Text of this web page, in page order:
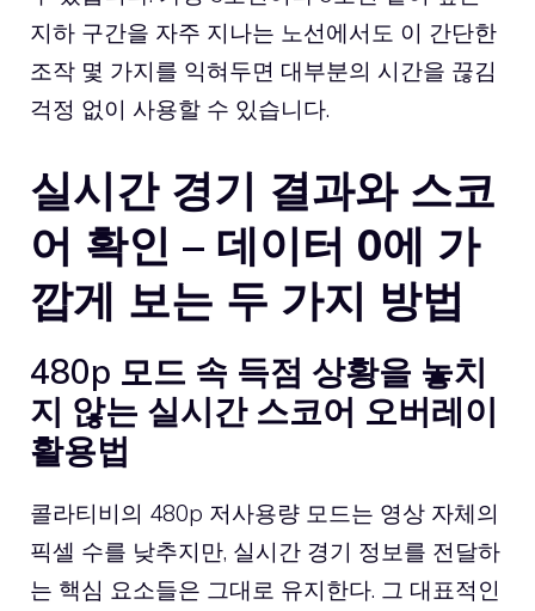
지하 구간을 자주 지나는 노선에서도 이 간단한
조작 몇 가지를 익혀두면 대부분의 시간을 끊김
걱정 없이 사용할 수 있습니다.
실시간 경기 결과와 스코
어 확인 – 데이터 0에 가
깝게 보는 두 가지 방법
480p 모드 속 득점 상황을 놓치
지 않는 실시간 스코어 오버레이
활용법
콜라티비의 480p 저사용량 모드는 영상 자체의
픽셀 수를 낮추지만, 실시간 경기 정보를 전달하
는 핵심 요소들은 그대로 유지한다. 그 대표적인